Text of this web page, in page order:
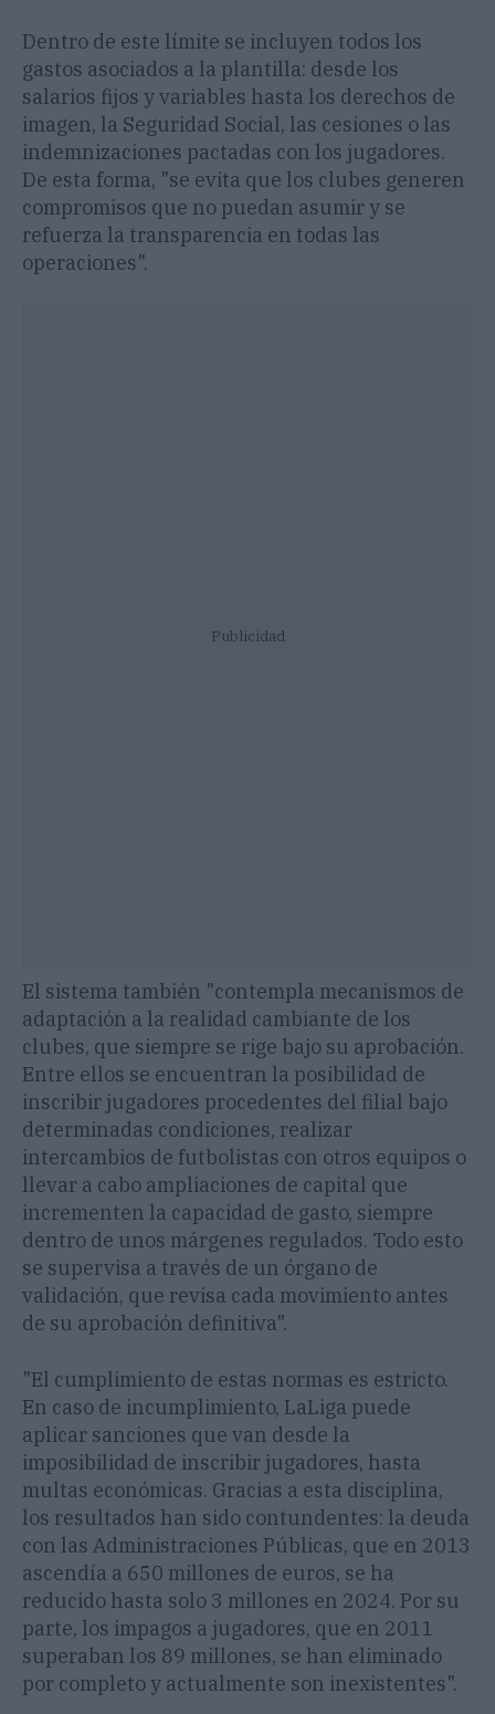
Dentro de este límite se incluyen todos los
gastos asociados a la plantilla: desde los
salarios fijos y variables hasta los derechos de
imagen, la Seguridad Social, las cesiones o las
indemnizaciones pactadas con los jugadores.
De esta forma, "se evita que los clubes generen
compromisos que no puedan asumir y se
refuerza la transparencia en todas las
operaciones".
Publicidad
El sistema también "contempla mecanismos de
adaptación a la realidad cambiante de los
clubes, que siempre se rige bajo su aprobación.
Entre ellos se encuentran la posibilidad de
inscribir jugadores procedentes del filial bajo
determinadas condiciones, realizar
intercambios de futbolistas con otros equipos o
llevar a cabo ampliaciones de capital que
incrementen la capacidad de gasto, siempre
dentro de unos márgenes regulados. Todo esto
se supervisa a través de un órgano de
validación, que revisa cada movimiento antes
de su aprobación definitiva".
"El cumplimiento de estas normas es estricto.
En caso de incumplimiento, LaLiga puede
aplicar sanciones que van desde la
imposibilidad de inscribir jugadores, hasta
multas económicas. Gracias a esta disciplina,
los resultados han sido contundentes: la deuda
con las Administraciones Públicas, que en 2013
ascendía a 650 millones de euros, se ha
reducido hasta solo 3 millones en 2024. Por su
parte, los impagos a jugadores, que en 2011
superaban los 89 millones, se han eliminado
por completo y actualmente son inexistentes".